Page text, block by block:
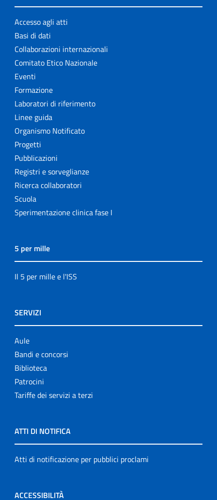
Accesso agli atti
Basi di dati
Collaborazioni internazionali
Comitato Etico Nazionale
Eventi
Formazione
Laboratori di riferimento
Linee guida
Organismo Notificato
Progetti
Pubblicazioni
Registri e sorveglianze
Ricerca collaboratori
Scuola
Sperimentazione clinica fase I
5 per mille
Il 5 per mille e l'ISS
SERVIZI
Aule
Bandi e concorsi
Biblioteca
Patrocini
Tariffe dei servizi a terzi
ATTI DI NOTIFICA
Atti di notificazione per pubblici proclami
ACCESSIBILITÀ